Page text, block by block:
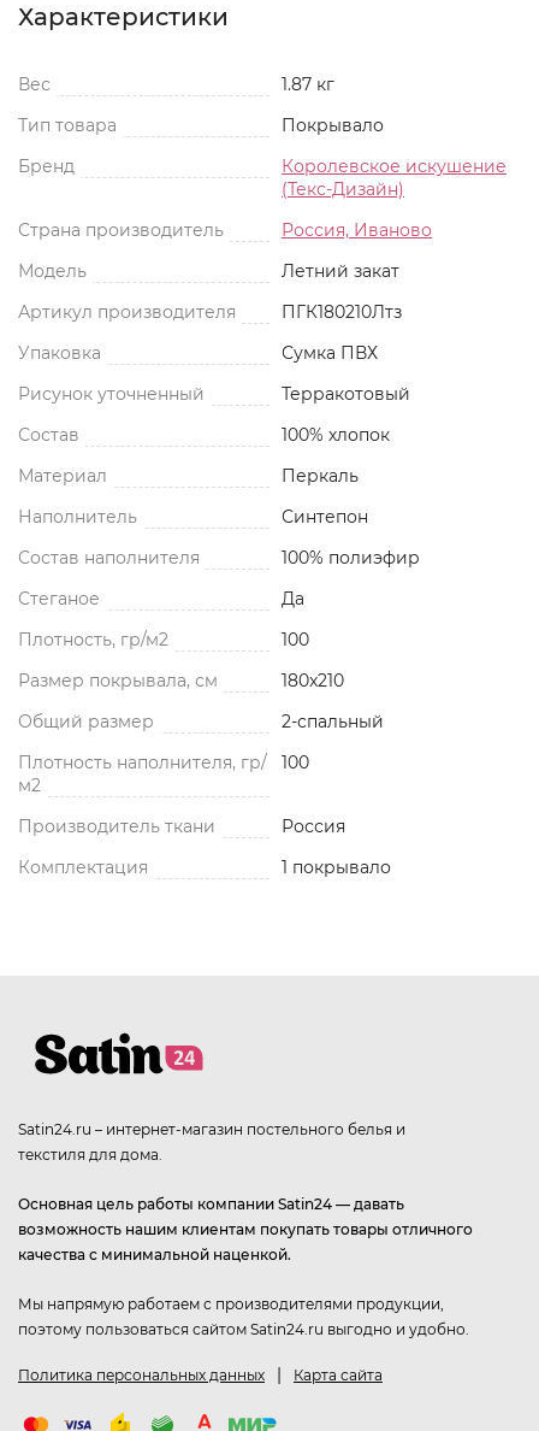
Характеристики
Вес
1.87 кг
Тип товара
Покрывало
Бренд
Королевское искушение
(Текс-Дизайн)
Страна производитель
Россия, Иваново
Модель
Летний закат
Артикул производителя
ПГК180210Лтз
Упаковка
Сумка ПВХ
Рисунок уточненный
Терракотовый
Состав
100% хлопок
Материал
Перкаль
Наполнитель
Синтепон
Состав наполнителя
100% полиэфир
Стеганое
Да
Плотность, гр/м2
100
Размер покрывала, см
180x210
Общий размер
2-спальный
Плотность наполнителя, гр/
м2
100
Производитель ткани
Россия
Комплектация
1 покрывало
Satin24.ru – интернет-магазин постельного белья и
текстиля для дома.
Основная цель работы компании Satin24 — давать
возможность нашим клиентам покупать товары отличного
качества с минимальной наценкой.
Мы напрямую работаем с производителями продукции,
поэтому пользоваться сайтом Satin24.ru выгодно и удобно.
Политика персональных данных | Карта сайта